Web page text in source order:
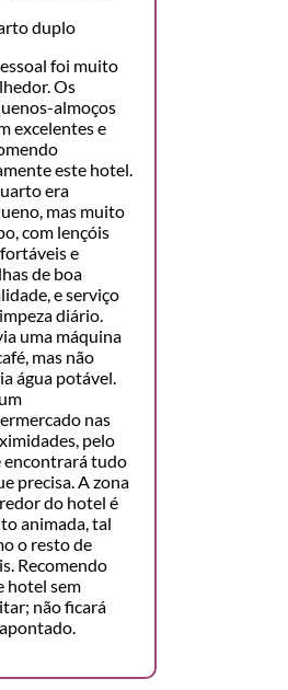
duplo
foi muito
Os
almoços
excelentes e
este hotel.
era
mas muito
com lençóis
e
de boa
e serviço
diário.
uma máquina
mas não
água potável.
nas
pelo
encontrará tudo
precisa. A zona
do hotel é
animada, tal
o resto de
Recomendo
hotel sem
não ficará